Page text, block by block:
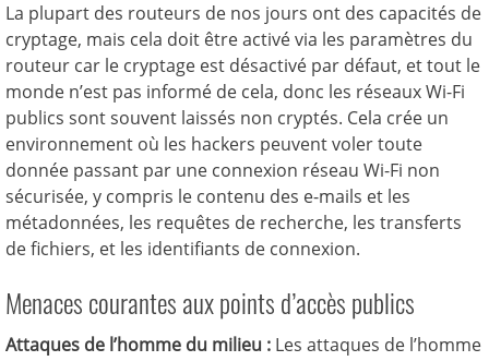
La plupart des routeurs de nos jours ont des capacités de
cryptage, mais cela doit être activé via les paramètres du
routeur car le cryptage est désactivé par défaut, et tout le
monde n’est pas informé de cela, donc les réseaux Wi-Fi
publics sont souvent laissés non cryptés. Cela crée un
environnement où les hackers peuvent voler toute
donnée passant par une connexion réseau Wi-Fi non
sécurisée, y compris le contenu des e-mails et les
métadonnées, les requêtes de recherche, les transferts
de fichiers, et les identifiants de connexion.
Menaces courantes aux points d’accès publics
Attaques de l’homme du milieu : Les attaques de l’homme